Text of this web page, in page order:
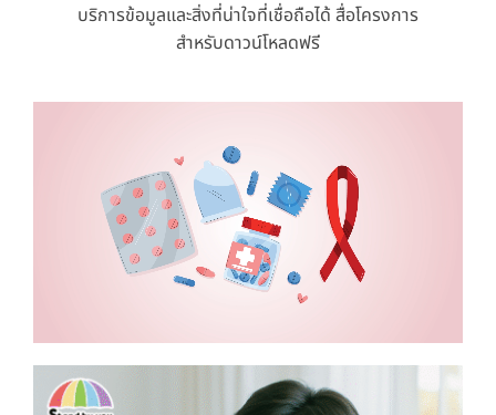
บริการข้อมูลและสิ่งที่น่าใจที่เชื่อถือได้ สื่อโครงการ
สำหรับดาวน์โหลดฟรี